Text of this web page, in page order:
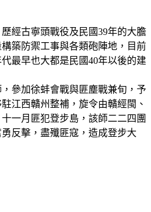
經古寧頭戰役及民國39年的大膽
築防禦工事與各類砲陣地，目前
最早也大都是民國40年以後的建
參加徐蚌會戰與匪塵戰兼旬，予
江西贛州整補，旋令由贛經閩、
一月匪犯登步島，該師二二四團
反擊，盡殲匪寇，造成登步大